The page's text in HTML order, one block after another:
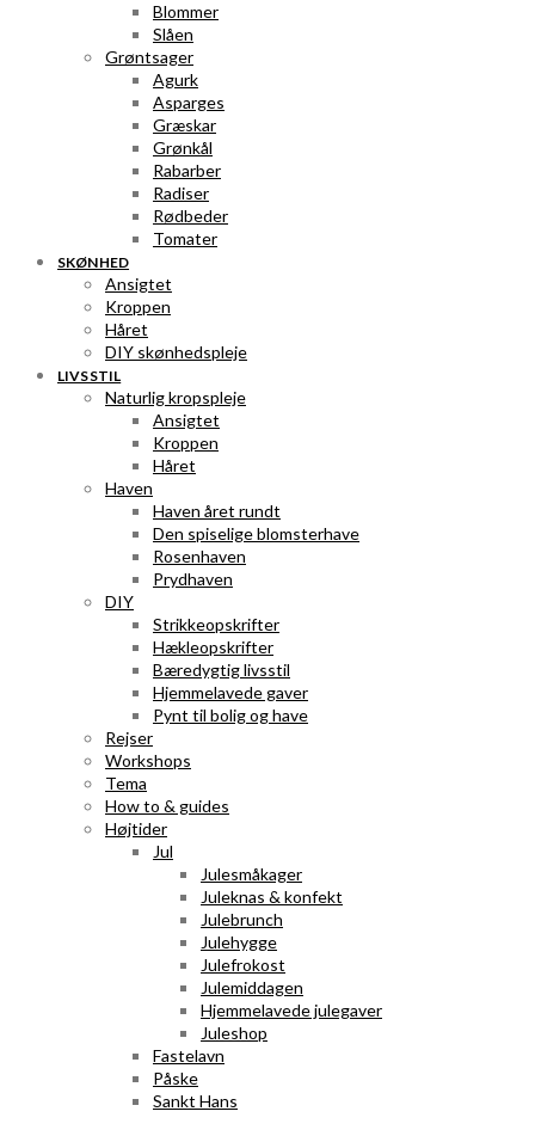
Blommer
Slåen
Grøntsager
Agurk
Asparges
Græskar
Grønkål
Rabarber
Radiser
Rødbeder
Tomater
SKØNHED
Ansigtet
Kroppen
Håret
DIY skønhedspleje
LIVSSTIL
Naturlig kropspleje
Ansigtet
Kroppen
Håret
Haven
Haven året rundt
Den spiselige blomsterhave
Rosenhaven
Prydhaven
DIY
Strikkeopskrifter
Hækleopskrifter
Bæredygtig livsstil
Hjemmelavede gaver
Pynt til bolig og have
Rejser
Workshops
Tema
How to & guides
Højtider
Jul
Julesmåkager
Juleknas & konfekt
Julebrunch
Julehygge
Julefrokost
Julemiddagen
Hjemmelavede julegaver
Juleshop
Fastelavn
Påske
Sankt Hans